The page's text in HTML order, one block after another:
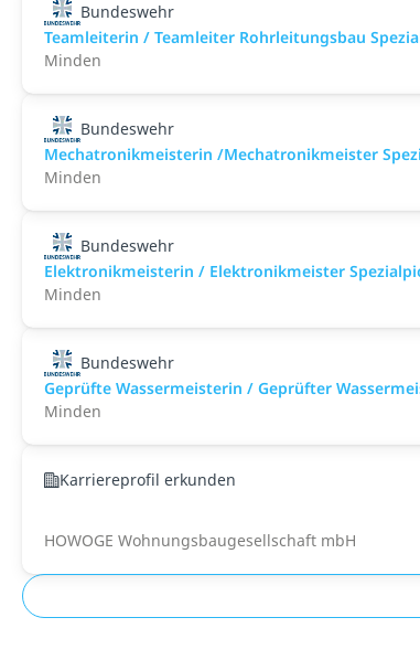
Bundeswehr
Teamleiterin / Teamleiter Rohrleitungsbau
Minden
Bundeswehr
Mechatronikmeisterin /Mechatronikmeister
Minden
Bundeswehr
Elektronikmeisterin / Elektronikmeister
Minden
Bundeswehr
Geprüfte Wassermeisterin / Geprüfter
Minden
Karriereprofil erkunden
HOWOGE Wohnungsbaugesellschaft mbH